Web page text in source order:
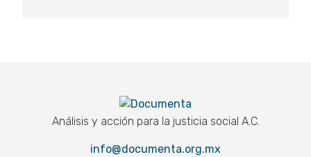
Documenta
Análisis y acción para la justicia social A.C.
info@documenta.org.mx